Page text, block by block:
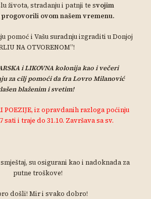
života, stradanju i patnji te svojim
ovom našem vremenu.
pomoć i Vašu suradnju izgraditi u Donjoj
NA OTVORENOM”!
i LIKOVNA kolonija kao i večeri
za cilj pomoći da fra Lovro Milanović
blaženim i svetim!
POEZIJE, iz opravdanih razloga poćinju
sati i traje do 31.10. Završava sa sv.
su osigurani kao i nadoknada za
putne troškove!
došli! Mir i svako dobro!